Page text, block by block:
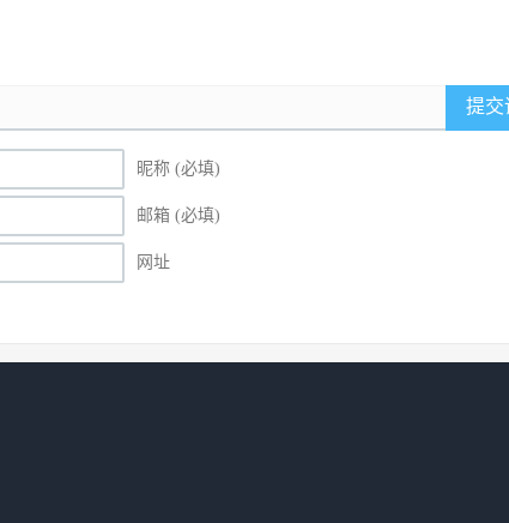
提交
昵称 (必填)
邮箱 (必填)
网址